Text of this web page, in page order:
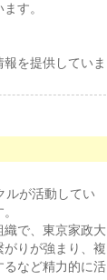
す。
を提供していま
ルが活動してい
で、東京家政大
りが強まり、複
るなど精力的に活